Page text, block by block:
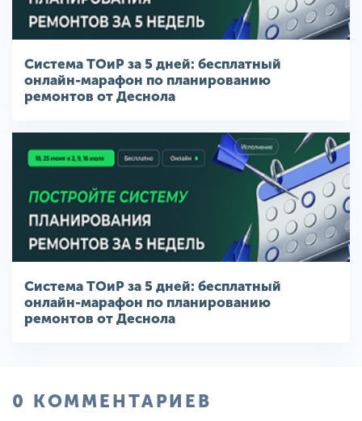
Система ТОиР за 5 дней: бесплатный
онлайн-марафон по планированию
ремонтов от Деснола
Система ТОиР за 5 дней: бесплатный
онлайн-марафон по планированию
ремонтов от Деснола
0 КОММЕНТАРИЕВ